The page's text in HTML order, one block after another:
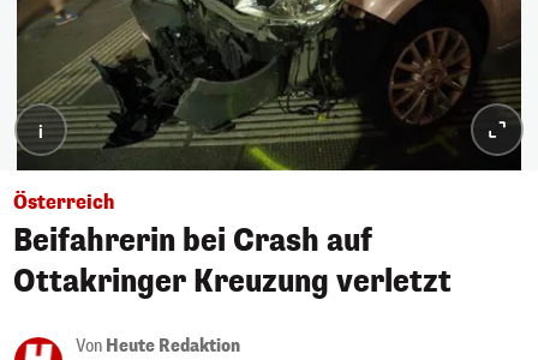
i
Österreich
Beifahrerin bei Crash auf
Ottakringer Kreuzung verletzt
Von Heute Redaktion